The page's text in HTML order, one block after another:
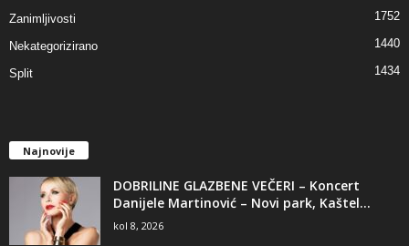
Zanimljivosti 1752
Nekategorizirano 1440
Split 1434
Najnovije
DOBRILINE GLAZBENE VEČERI – Koncert
Danijele Martinović – Novi park, Kaštel...
kol 8, 2026